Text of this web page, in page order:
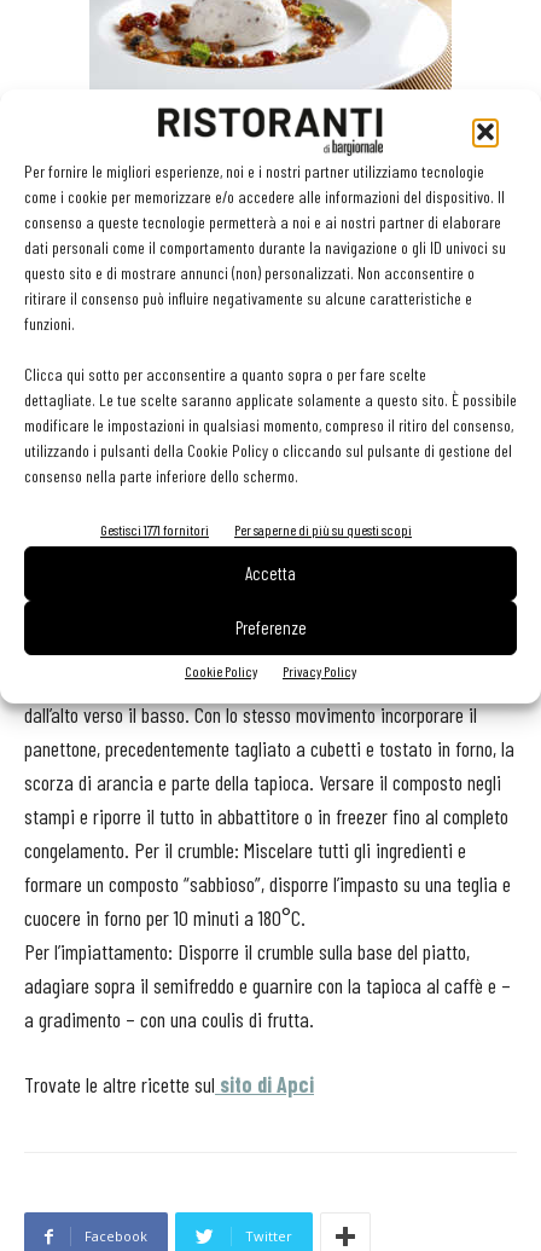
Per fornire le migliori esperienze, noi e i nostri partner utilizziamo tecnologie
come i cookie per memorizzare e/o accedere alle informazioni del dispositivo. Il
consenso a queste tecnologie permetterà a noi e ai nostri partner di elaborare
dati personali come il comportamento durante la navigazione o gli ID univoci su
questo sito e di mostrare annunci (non) personalizzati. Non acconsentire o
ritirare il consenso può influire negativamente su alcune caratteristiche e
funzioni.
Clicca qui sotto per acconsentire a quanto sopra o per fare scelte
dettagliate. Le tue scelte saranno applicate solamente a questo sito. È possibile
modificare le impostazioni in qualsiasi momento, compreso il ritiro del consenso,
utilizzando i pulsanti della Cookie Policy o cliccando sul pulsante di gestione del
consenso nella parte inferiore dello schermo.
Gestisci 1771 fornitori Per saperne di più su questi scopi
Accetta
Preferenze
Cookie Policy Privacy Policy
Semifreddo al panettone con crumble natalizio e tapioca
al caffè
Ingredienti per 4 persone:
Per la tapioca al caffè: Caffè ml. 300; Zucchero g. 40; Tapioca in
perle g. 30. Per il semifreddo al panettone: Panettone g. 250;
Tapioca al caffè. Per il crumble: Farina “00” per dolci g. 50;
Zucchero g. 50; Burro g. 50; Farina di mandorle g. 50; Canditi g.
50; Uvetta g. 15.
Per la tapioca al caffè: Mettere il caffè e lo zucchero in una
casseruola, portare a bollore, aggiungere la tapioca e cuocere per
circa 15/20 minuti; scolare e far raffreddare. . Per il semifreddo al
panettone: Montare gli albumi con lo zucchero e mettere da parte;
montare la panna. Incorporare la panna agli albumi mescolando
dall’alto verso il basso. Con lo stesso movimento incorporare il
panettone, precedentemente tagliato a cubetti e tostato in forno, la
scorza di arancia e parte della tapioca. Versare il composto negli
stampi e riporre il tutto in abbattitore o in freezer fino al completo
congelamento. Per il crumble: Miscelare tutti gli ingredienti e
formare un composto “sabbioso”, disporre l’impasto su una teglia e
cuocere in forno per 10 minuti a 180°C.
Per l’impiattamento: Disporre il crumble sulla base del piatto,
adagiare sopra il semifreddo e guarnire con la tapioca al caffè e –
a gradimento – con una coulis di frutta.
Trovate le altre ricette sul sito di Apci
Facebook Twitter